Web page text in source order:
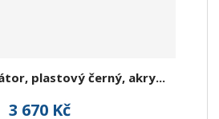
plastový černý, akry...
3 670 Kč